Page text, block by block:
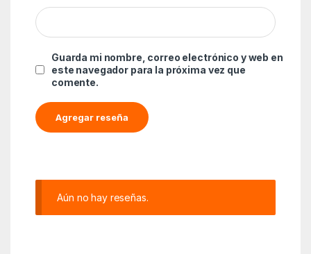
Guarda mi nombre, correo electrónico y web en
este navegador para la próxima vez que
comente.
Aún no hay reseñas.